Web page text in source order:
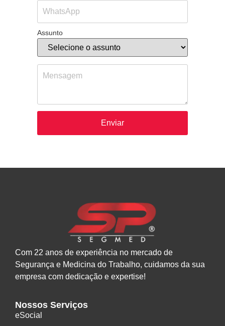
Assunto
Com 22 anos de experiência no mercado de
Segurança e Medicina do Trabalho, cuidamos da sua
empresa com dedicação e expertise!
Nossos Serviços
eSocial